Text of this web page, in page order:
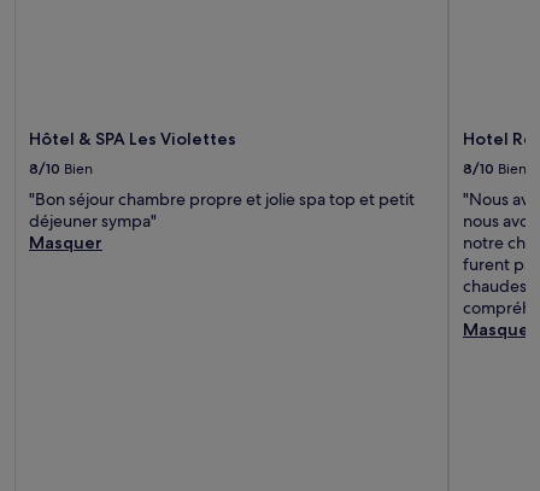
Hôtel & SPA Les Violettes
8/10 Bien
"Bon séjour chambre propre et jolie spa top et petit
déjeuner sympa"
Masquer
Hotel
8/10 Bien
"Nous
nous
notre
furent
Masquer